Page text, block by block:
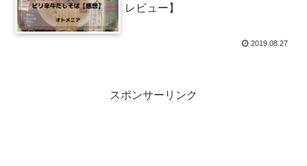
レビュー】
2019.08.27
スポンサーリンク